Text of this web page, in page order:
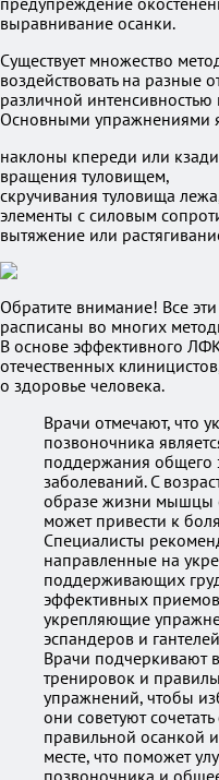
выравнивание осанки.
Существует множество
воздействовать на разные
различной
Основными упражнениями
наклоны кпереди или
вращения туловищем,
скручивания туловища
элементы с силовым
вытяжение или
Обратите внимание! Все
расписаны во многих
В основе эффективного
отечественных
о здоровье человека.
Врачи отмечают, что
позвоночника
поддержания общего
заболеваний. С
образе жизни мышцы
может привести к
Специалисты
направленные на
поддерживающих
эффективных приемов
укрепляющие
эспандеров и
Врачи подчеркивают
тренировок и
упражнений, чтобы
они советуют
правильной осанкой
месте, что поможет
позвоночника и